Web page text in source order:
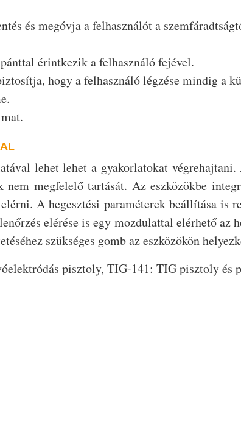
és megóvja a felhasználót a
érintkezik a felhasználó fejével.
hogy a felhasználó légzése mindig a
lehet lehet a gyakorlatokat végrehajtani.
nem megfelelő tartását. Az eszközökbe
A hegesztési paraméterek beállítása is
elérése is egy mozdulattal elérhető az
szükséges gomb az eszközökön
pisztoly, TIG-141: TIG pisztoly és